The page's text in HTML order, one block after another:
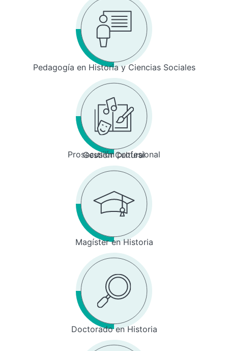
Pedagogía en Historia y Ciencias Sociales
Prosecusión profesional
Gestión Cultural
Magíster en Historia
Doctorado en Historia